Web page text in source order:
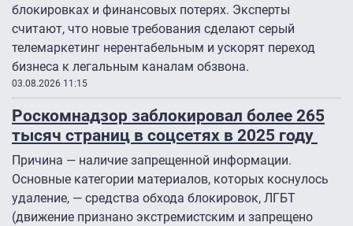
блокировках и финансовых потерях. Эксперты
считают, что новые требования сделают серый
телемаркетинг нерентабельным и ускорят переход
бизнеса к легальным каналам обзвона.
03.08.2026 11:15
Роскомнадзор заблокировал более 265
тысяч страниц в соцсетях в 2025 году
Причина — наличие запрещенной информации.
Основные категории материалов, которых коснулось
удаление, — средства обхода блокировок, ЛГБТ
(движение признано экстремистским и запрещено